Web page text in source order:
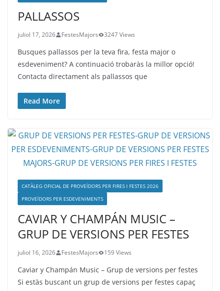
PALLASSOS
juliol 17, 2026 FestesMajors 3247 Views
Busques pallassos per la teva fira, festa major o
esdeveniment? A continuació trobaràs la millor opció!
Contacta directament als pallassos que
Read More
CATÀLEG OFICIAL DE PROVEÏDORS PER FIRES I FESTES 2026
PROVEÏDORS PER ESDEVENIMENTS
CAVIAR Y CHAMPÁN MUSIC –
GRUP DE VERSIONS PER FESTES
juliol 16, 2026 FestesMajors 159 Views
Caviar y Champán Music – Grup de versions per festes
Si estàs buscant un grup de versions per festes capaç